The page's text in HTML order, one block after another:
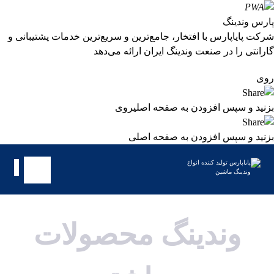
پارس وندینگ
شرکت پایاپارس با افتخار، جامع‌ترین و سریع‌ترین خدمات پشتیبانی و
گارانتی را در صنعت وندینگ ایران ارائه می‌دهد
روی
بزنید و سپس افزودن به صفحه اصلیروی
بزنید و سپس افزودن به صفحه اصلی
وندینگ محصولات